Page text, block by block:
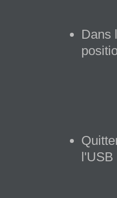
Dans
l'USB